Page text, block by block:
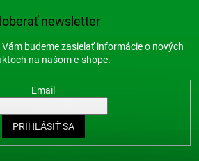
newsletter
budeme zasielať informácie o nových
na našom e-shope.
Email
PRIHLÁSIŤ SA